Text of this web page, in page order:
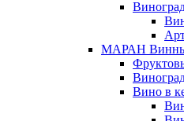
МАРАН
Вино в